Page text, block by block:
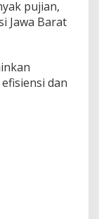
pujian,
Jawa Barat
dan